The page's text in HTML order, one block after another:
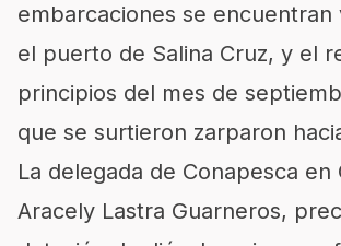
embarcaciones se encuentran
el puerto de Salina Cruz, y el
principios del mes de
que se surtieron zarparon
La delegada de Conapesca en
Aracely Lastra Guarneros,